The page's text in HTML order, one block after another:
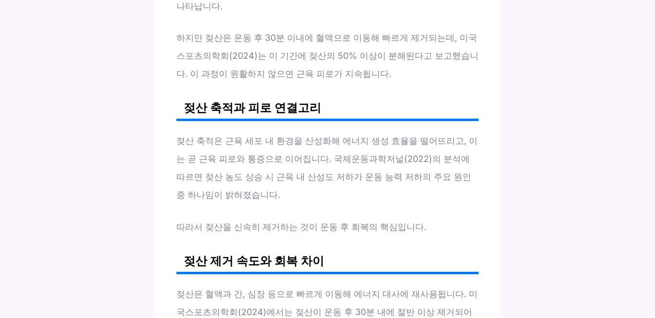
나타납니다.
하지만 젖산은 운동 후 30분 이내에 혈액으로 이동해 빠르게 제거되는데, 미국
스포츠의학회(2024)는 이 기간에 젖산의 50% 이상이 분해된다고 보고했습니
다. 이 과정이 원활하지 않으면 근육 피로가 지속됩니다.
젖산 축적과 피로 연결고리
젖산 축적은 근육 세포 내 환경을 산성화해 에너지 생성 효율을 떨어뜨리고, 이
는 곧 근육 피로와 통증으로 이어집니다. 국제운동과학저널(2022)의 분석에
따르면 젖산 농도 상승 시 근육 내 산성도 저하가 운동 능력 저하의 주요 원인
중 하나임이 밝혀졌습니다.
따라서 젖산을 신속히 제거하는 것이 운동 후 회복의 핵심입니다.
젖산 제거 속도와 회복 차이
젖산은 혈액과 간, 심장 등으로 빠르게 이동해 에너지 대사에 재사용됩니다. 미
국스포츠의학회(2024)에서는 젖산이 운동 후 30분 내에 절반 이상 제거되어